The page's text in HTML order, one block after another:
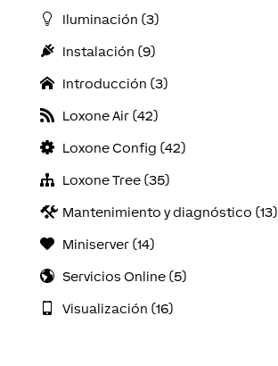
Iluminación (3)
Instalación (9)
Introducción (3)
Loxone Air (42)
Loxone Config (42)
Loxone Tree (35)
Mantenimiento y diagnóstico (13)
Miniserver (14)
Servicios Online (5)
Visualización (16)